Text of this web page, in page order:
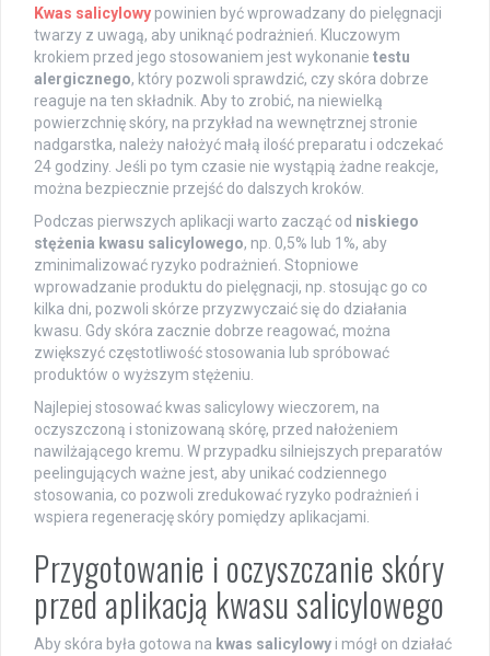
Kwas salicylowy powinien być wprowadzany do pielęgnacji
twarzy z uwagą, aby uniknąć podrażnień. Kluczowym
krokiem przed jego stosowaniem jest wykonanie testu
alergicznego, który pozwoli sprawdzić, czy skóra dobrze
reaguje na ten składnik. Aby to zrobić, na niewielką
powierzchnię skóry, na przykład na wewnętrznej stronie
nadgarstka, należy nałożyć małą ilość preparatu i odczekać
24 godziny. Jeśli po tym czasie nie wystąpią żadne reakcje,
można bezpiecznie przejść do dalszych kroków.
Podczas pierwszych aplikacji warto zacząć od niskiego
stężenia kwasu salicylowego, np. 0,5% lub 1%, aby
zminimalizować ryzyko podrażnień. Stopniowe
wprowadzanie produktu do pielęgnacji, np. stosując go co
kilka dni, pozwoli skórze przyzwyczaić się do działania
kwasu. Gdy skóra zacznie dobrze reagować, można
zwiększyć częstotliwość stosowania lub spróbować
produktów o wyższym stężeniu.
Najlepiej stosować kwas salicylowy wieczorem, na
oczyszczoną i stonizowaną skórę, przed nałożeniem
nawilżającego kremu. W przypadku silniejszych preparatów
peelingujących ważne jest, aby unikać codziennego
stosowania, co pozwoli zredukować ryzyko podrażnień i
wspiera regenerację skóry pomiędzy aplikacjami.
Przygotowanie i oczyszczanie skóry
przed aplikacją kwasu salicylowego
Aby skóra była gotowa na kwas salicylowy i mógł on działać